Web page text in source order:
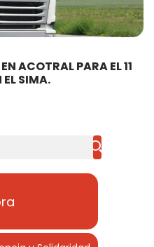
ACOTRAL PARA EL 11
EL SIMA.